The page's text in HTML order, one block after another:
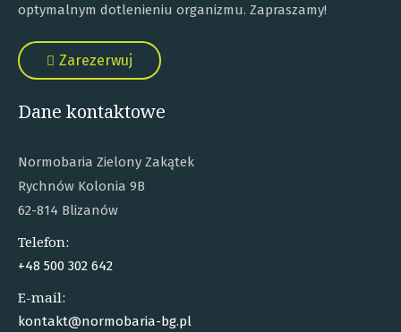
optymalnym dotlenieniu organizmu. Zapraszamy!
Zarezerwuj
Dane kontaktowe
Normobaria Zielony Zakątek
Rychnów Kolonia 9B
62-814 Blizanów
Telefon:
+48 500 302 642
E-mail:
kontakt@normobaria-bg.pl